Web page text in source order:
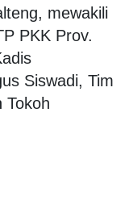
mewakili
PKK Prov.
Siswadi, Tim
Tokoh